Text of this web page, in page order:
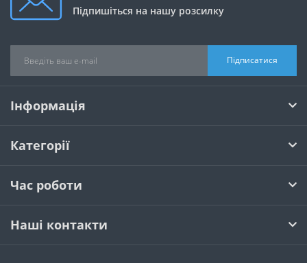
Підпишіться на нашу розсилку
Підписатися
Інформація
Категорії
Час роботи
Наші контакти